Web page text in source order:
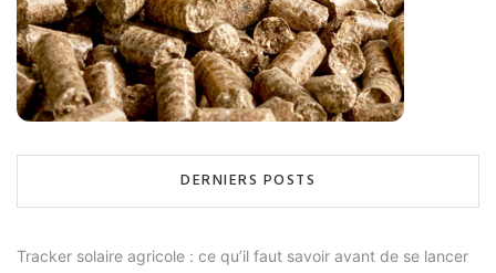
DERNIERS POSTS
Tracker solaire agricole : ce qu’il faut savoir avant de se lancer